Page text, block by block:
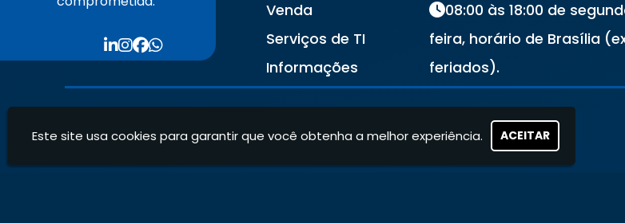
Venda
Serviços de TI
Informações
08:00 às 18:00 de
feira, horário de Brasília
feriados).
Este site usa cookies para garantir que você obtenha a melhor experiência. ACEITAR